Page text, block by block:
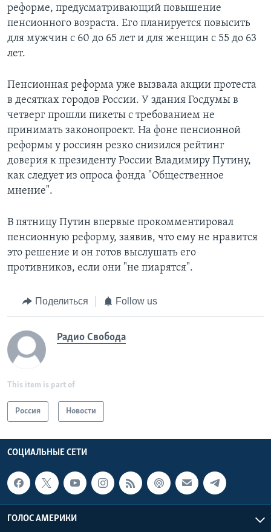
реформе, предусматривающий повышение
пенсионного возраста. Его планируется повысить
для мужчин с 60 до 65 лет и для женщин с 55 до 63
лет.
Пенсионная реформа уже вызвала акции протеста
в десятках городов России. У здания Госдумы в
четверг прошли пикеты с требованием не
принимать законопроект. На фоне пенсионной
реформы у россиян резко снизился рейтинг
доверия к президенту России Владимиру Путину,
как следует из опроса фонда "Общественное
мнение".
В пятницу Путин впервые прокомментировал
пенсионную реформу, заявив, что ему не нравится
это решение и он готов выслушать его
противников, если они "не пиарятся".
Поделиться Follow us
Радио Свобода
This item is part of
Россия Новости
СОЦИАЛЬНЫЕ СЕТИ
ГОЛОС АМЕРИКИ